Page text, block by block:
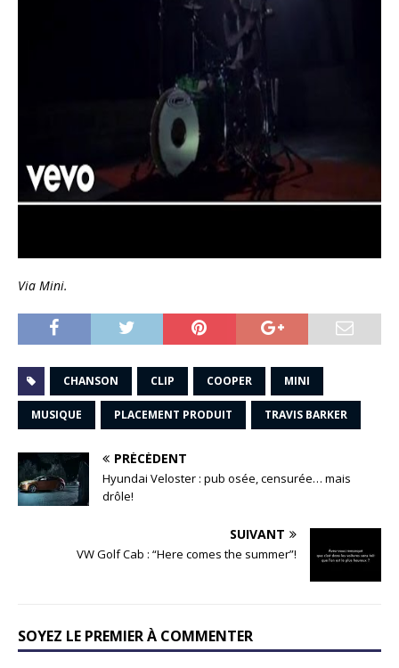
Via Mini.
CHANSON CLIP COOPER MINI
MUSIQUE PLACEMENT PRODUIT TRAVIS BARKER
PRÉCÉDENT
Hyundai Veloster : pub osée, censurée… mais
drôle!
SUIVANT
VW Golf Cab : “Here comes the summer”!
SOYEZ LE PREMIER À COMMENTER